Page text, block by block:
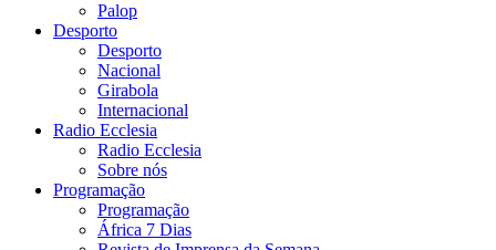
Palop
Desporto
Desporto
Nacional
Girabola
Internacional
Radio Ecclesia
Radio Ecclesia
Sobre nós
Programação
Programação
África 7 Dias